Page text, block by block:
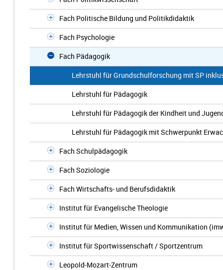
Fach Politische Bildung und Politikdidaktik
Fach Psychologie
Fach Pädagogik
Lehrstuhl für Grundschulforschung mit SP
Lehrstuhl für Pädagogik
Lehrstuhl für Pädagogik der Kindheit und
Lehrstuhl für Pädagogik mit Schwerpunkt
Fach Schulpädagogik
Fach Soziologie
Fach Wirtschafts- und Berufsdidaktik
Institut für Evangelische Theologie
Institut für Medien, Wissen und Kommunikation
Institut für Sportwissenschaft / Sportzentrum
Leopold-Mozart-Zentrum